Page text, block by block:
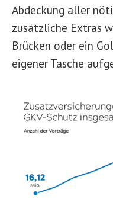
Abdeckung aller
zusätzliche Extras
Brücken oder ein
eigener Tasche